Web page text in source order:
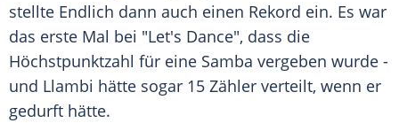
stellte Endlich dann auch einen Rekord ein. Es war
das erste Mal bei "Let's Dance", dass die
Höchstpunktzahl für eine Samba vergeben wurde -
und Llambi hätte sogar 15 Zähler verteilt, wenn er
gedurft hätte.